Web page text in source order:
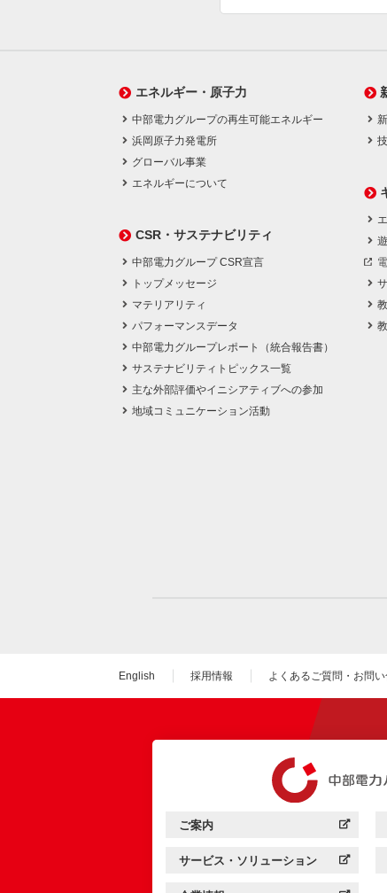
エネルギー・原子力
中部電力グループの再生可能エネルギー
浜岡原子力発電所
グローバル事業
エネルギーについて
CSR・サステナビリティ
中部電力グループ CSR宣言
トップメッセージ
マテリアリティ
パフォーマンスデータ
中部電力グループレポート（統合報告書）
サステナビリティトピックス一覧
主な外部評価やイニシアティブへの参加
地域コミュニケーション活動
English 採用情報 よくあるご質問・お問
中部電力パワーグリッド：
ご案内
（新しいウィンドウを開きます）
中部電力パワーグリッド：
サービス・ソリューション
（新しいウィンドウを開きます）